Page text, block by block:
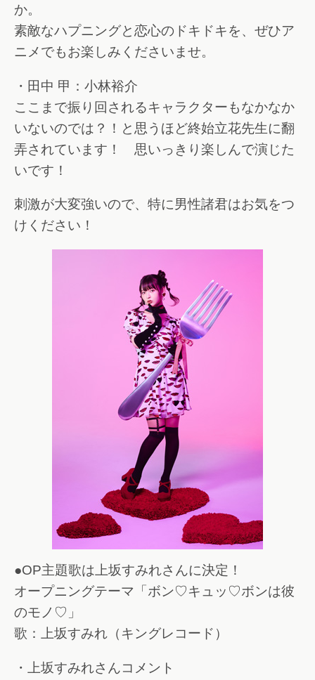
か。
素敵なハプニングと恋心のドキドキを、ぜひア
ニメでもお楽しみくださいませ。
・田中 甲：小林裕介
ここまで振り回されるキャラクターもなかなか
いないのでは？！と思うほど終始立花先生に翻
弄されています！ 思いっきり楽しんで演じた
いです！
刺激が大変強いので、特に男性諸君はお気をつ
けください！
●OP主題歌は上坂すみれさんに決定！
オープニングテーマ「ボン♡キュッ♡ボンは彼
のモノ♡」
歌：上坂すみれ（キングレコード）
・上坂すみれさんコメント